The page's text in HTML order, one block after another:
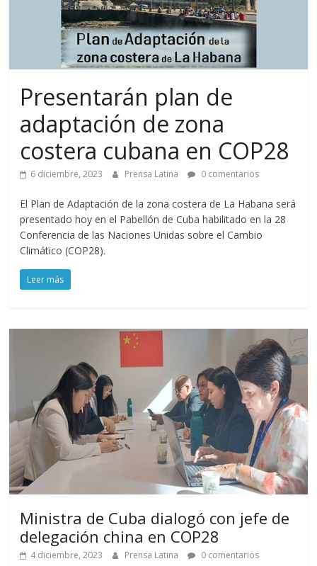
Presentarán plan de
adaptación de zona
costera cubana en COP28
6 diciembre, 2023 Prensa Latina 0 comentarios
El Plan de Adaptación de la zona costera de La Habana será
presentado hoy en el Pabellón de Cuba habilitado en la 28
Conferencia de las Naciones Unidas sobre el Cambio
Climático (COP28).
Leer más
Ministra de Cuba dialogó con jefe de
delegación china en COP28
4 diciembre, 2023 Prensa Latina 0 comentarios